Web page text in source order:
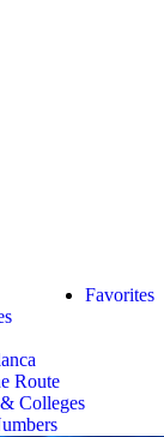
Favorites
Route
Colleges